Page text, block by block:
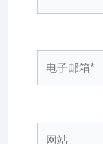
电
子
箱
网